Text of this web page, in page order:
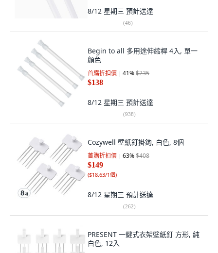
8/12 星期三 預計送達
(46)
Begin to all 多用途伸縮桿 4入, 單一
顏色
首購折扣價 41%$235
$138
8/12 星期三 預計送達
(938)
Cozywell 壁紙釘掛鉤, 白色, 8個
首購折扣價 63%$408
$149
($18.63/1個)
8/12 星期三 預計送達
(262)
PRESENT 一鍵式衣架壁紙釘 方形, 純
白色, 12入